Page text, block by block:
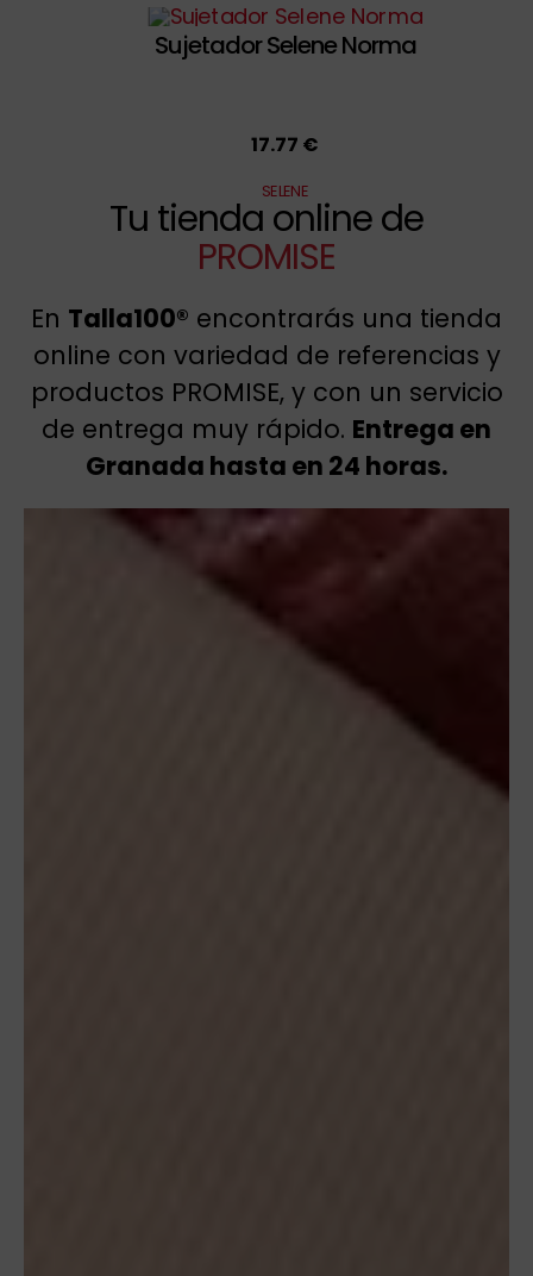
Sujetador Selene Norma
17.77 €
SELENE
Tu tienda online de
PROMISE
En Talla100® encontrarás una tienda
online con variedad de referencias y
productos PROMISE, y con un servicio
de entrega muy rápido. Entrega en
Granada hasta en 24 horas.